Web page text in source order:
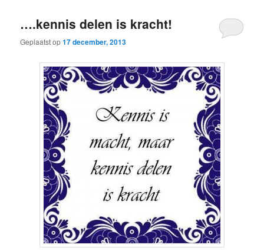
….kennis delen is kracht!
Geplaatst op17 december, 2013